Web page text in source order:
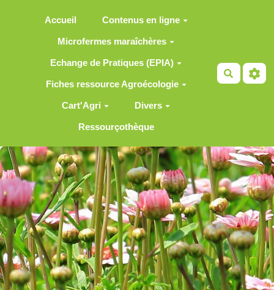
Accueil Contenus en ligne
Microfermes maraîchères
Echange de Pratiques (EPIA)
Fiches ressource Agroécologie
Cart'Agri Divers
Ressourçothèque